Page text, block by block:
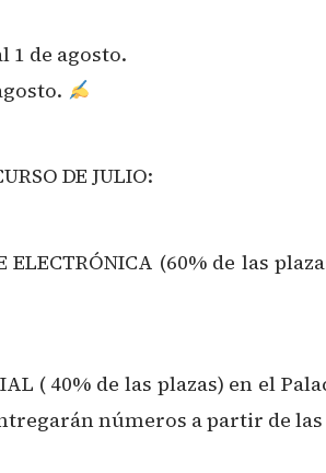
1 de agosto.
DE JULIO:
ELECTRÓNICA (60% de las
( 40% de las plazas) en el
números a partir de